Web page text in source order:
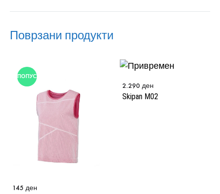
Поврзани продукти
ПОПУСТ
145 ден
Skipan M02
2.290 ден